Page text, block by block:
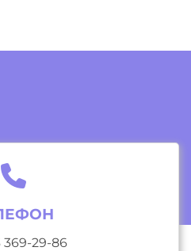
369-29-86